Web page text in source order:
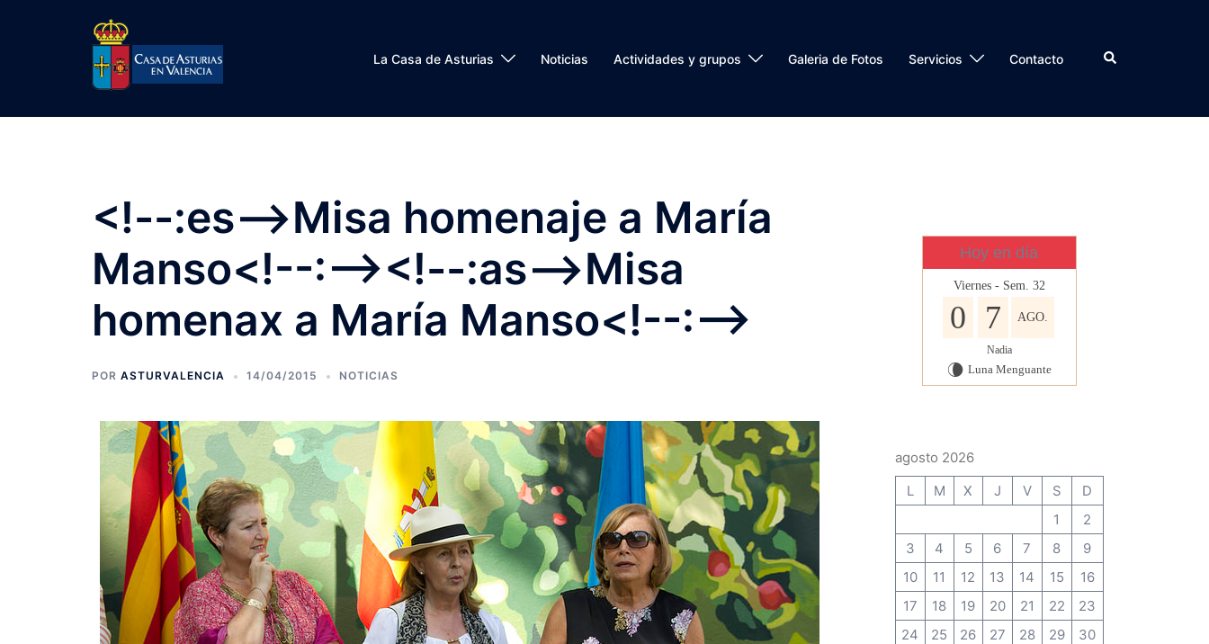
La Casa de Asturias Noticias Actividades y grupos Galeria de Fotos Servicios Contacto Buscar
<!--:es-->Misa homenaje a María
Manso<!--:--><!--:as-->Misa
homenax a María Manso<!--:-->
POR ASTURVALENCIA 14/04/2015 NOTICIAS
Hoy en día
Viernes - Sem. 32
0 7 AGO.
Nadia
V Luna Menguante
agosto 2026
L
M X J V S
D
1
2
3
4 5 6 7 8
9
10
11 12 13 14 15
16
17
18 19 20 21 22
23
24
25 26 27 28 29
30